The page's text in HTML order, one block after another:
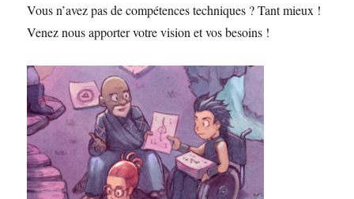
Vous n’avez pas de compétences techniques ? Tant mieux !
Venez nous apporter votre vision et vos besoins !